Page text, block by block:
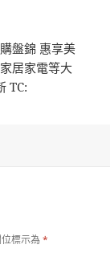
盤錦 惠享美
居家電等大
TC:
位標示為*